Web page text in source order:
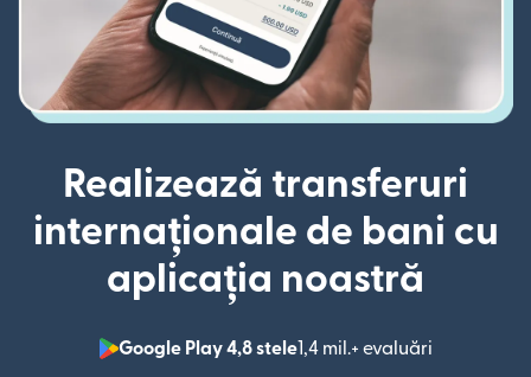
Realizează transferuri
internaționale de bani cu
aplicația noastră
Google Play 4,8 stele1,4 mil.+ evaluări
(se